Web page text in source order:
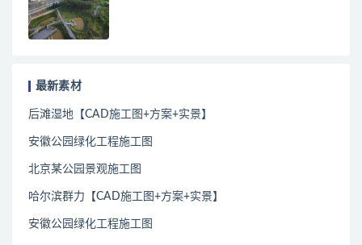
最新素材
后滩湿地【CAD施工图+方案+实景】
安徽公园绿化工程施工图
北京某公园景观施工图
哈尔滨群力【CAD施工图+方案+实景】
安徽公园绿化工程施工图